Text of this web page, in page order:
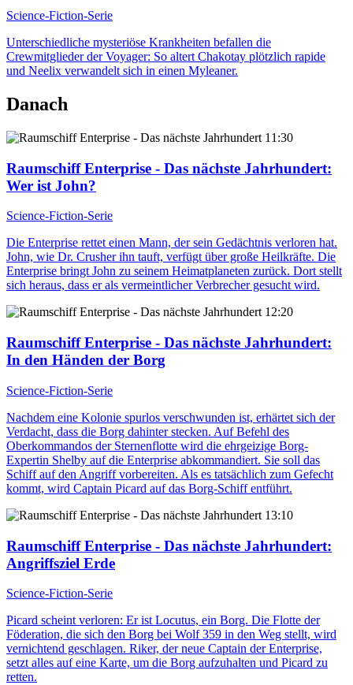
Science-Fiction-Serie
Unterschiedliche mysteriöse Krankheiten befallen die
Crewmitglieder der Voyager: So altert Chakotay plötzlich rapide
und Neelix verwandelt sich in einen Myleaner.
Danach
11:30
Raumschiff Enterprise - Das nächste Jahrhundert:
Wer ist John?
Science-Fiction-Serie
Die Enterprise rettet einen Mann, der sein Gedächtnis verloren hat.
John, wie Dr. Crusher ihn tauft, verfügt über große Heilkräfte. Die
Enterprise bringt John zu seinem Heimatplaneten zurück. Dort stellt
sich heraus, dass er als vermeintlicher Verbrecher gesucht wird.
12:20
Raumschiff Enterprise - Das nächste Jahrhundert:
In den Händen der Borg
Science-Fiction-Serie
Nachdem eine Kolonie spurlos verschwunden ist, erhärtet sich der
Verdacht, dass die Borg dahinter stecken. Auf Befehl des
Oberkommandos der Sternenflotte wird die ehrgeizige Borg-
Expertin Shelby auf die Enterprise abkommandiert. Sie soll das
Schiff auf den Angriff vorbereiten. Als es tatsächlich zum Gefecht
kommt, wird Captain Picard auf das Borg-Schiff entführt.
13:10
Raumschiff Enterprise - Das nächste Jahrhundert:
Angriffsziel Erde
Science-Fiction-Serie
Picard scheint verloren: Er ist Locutus, ein Borg. Die Flotte der
Föderation, die sich den Borg bei Wolf 359 in den Weg stellt, wird
vernichtend geschlagen. Riker, der neue Captain der Enterprise,
setzt alles auf eine Karte, um die Borg aufzuhalten und Picard zu
retten.